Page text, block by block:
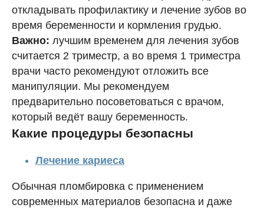
откладывать профилактику и лечение зубов во
время беременности и кормления грудью.
Важно: лучшим временем для лечения зубов
считается 2 триместр, а во время 1 триместра
врачи часто рекомендуют отложить все
манипуляции. Мы рекомендуем
предварительно посоветоваться с врачом,
который ведёт вашу беременность.
Какие процедуры безопасны
Лечение кариеса
Обычная пломбировка с применением
современных материалов безопасна и даже